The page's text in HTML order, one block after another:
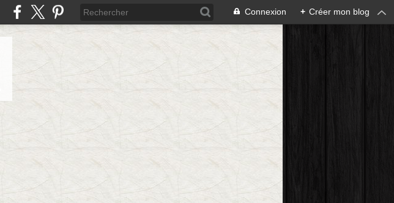
Connexion + Créer mon blog